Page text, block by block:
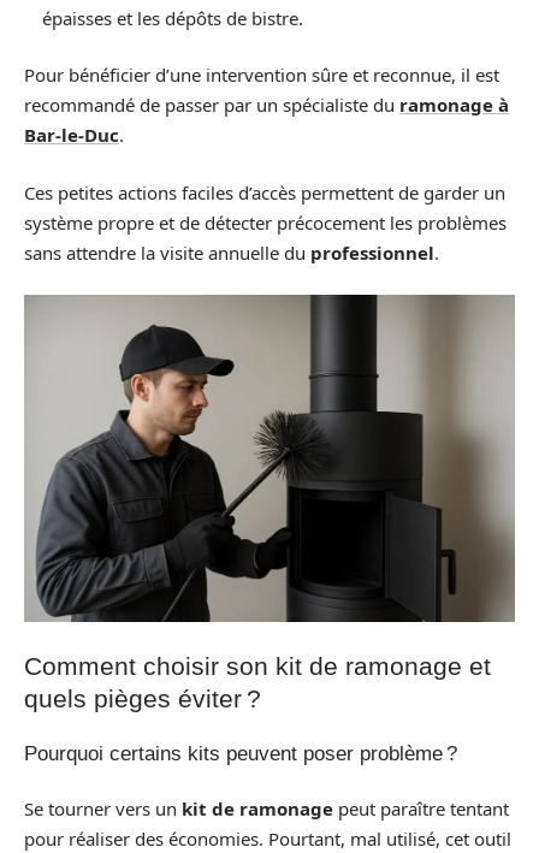
épaisses et les dépôts de bistre.
Pour bénéficier d’une intervention sûre et reconnue, il est
recommandé de passer par un spécialiste du ramonage à
Bar-le-Duc.
Ces petites actions faciles d’accès permettent de garder un
système propre et de détecter précocement les problèmes
sans attendre la visite annuelle du professionnel.
Comment choisir son kit de ramonage et
quels pièges éviter ?
Pourquoi certains kits peuvent poser problème ?
Se tourner vers un kit de ramonage peut paraître tentant
pour réaliser des économies. Pourtant, mal utilisé, cet outil